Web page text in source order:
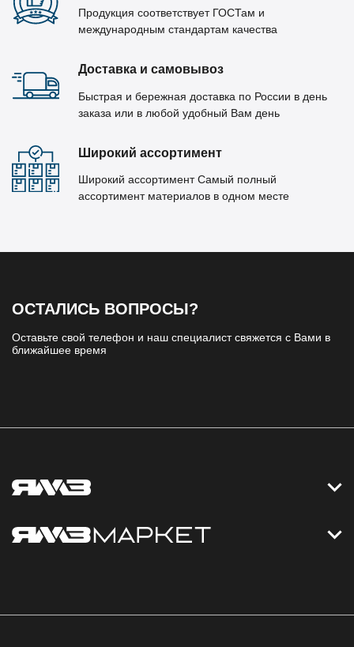
Продукция соответствует ГОСТам и
международным стандартам качества
Доставка и самовывоз
Быстрая и бережная доставка по России в день
заказа или в любой удобный Вам день
Широкий ассортимент
Широкий ассортимент Самый полный
ассортимент материалов в одном месте
ОСТАЛИСЬ ВОПРОСЫ?
Оставьте свой телефон и наш специалист свяжется с Вами в
ближайшее время
Контакты